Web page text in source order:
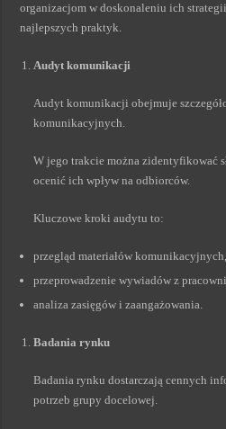
organizacjom w doskonaleniu ich
najlepszych praktyk.
Audyt komunikacji
Audyt komunikacji obejmuje
komunikacyjnych.
W jego trakcie można zidentyfikować
ocenić ich wpływ na odbiorców.
Kluczowe kroki audytu to:
przegląd materiałów komunikacyjnych,
przeprowadzenie wywiadów z
analiza zasięgów i zaangażowania.
Badania rynku
Badania rynku dostarczają cennych
potrzeb grupy docelowej.